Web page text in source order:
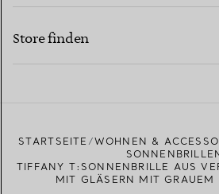
Store finden
STARTSEITE WOHNEN &
TIFFANY T:SONNENBRILLE AUS
MIT GLÄSERN MIT GRAUEM